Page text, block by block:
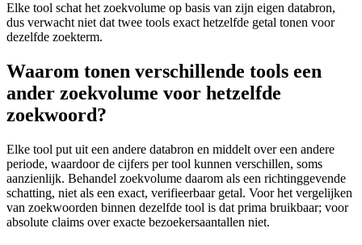
Elke tool schat het zoekvolume op basis van zijn eigen databron,
dus verwacht niet dat twee tools exact hetzelfde getal tonen voor
dezelfde zoekterm.
Waarom tonen verschillende tools een
ander zoekvolume voor hetzelfde
zoekwoord?
Elke tool put uit een andere databron en middelt over een andere
periode, waardoor de cijfers per tool kunnen verschillen, soms
aanzienlijk. Behandel zoekvolume daarom als een richtinggevende
schatting, niet als een exact, verifieerbaar getal. Voor het vergelijken
van zoekwoorden binnen dezelfde tool is dat prima bruikbaar; voor
absolute claims over exacte bezoekersaantallen niet.